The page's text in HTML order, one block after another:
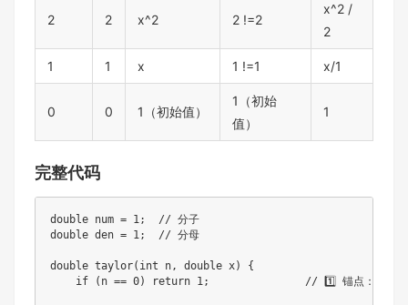
2 2 x^2 2 !=2
x^2 /
2
1 1 x 1 !=1 x/1
0 0 1（初始值）
1（初始
值）
1
完整代码
double num = 1;  // 分子
double den = 1;  // 分母
double taylor(int n, double x) {
if (n == 0) return 1;               // 1️⃣ 锚点：停止